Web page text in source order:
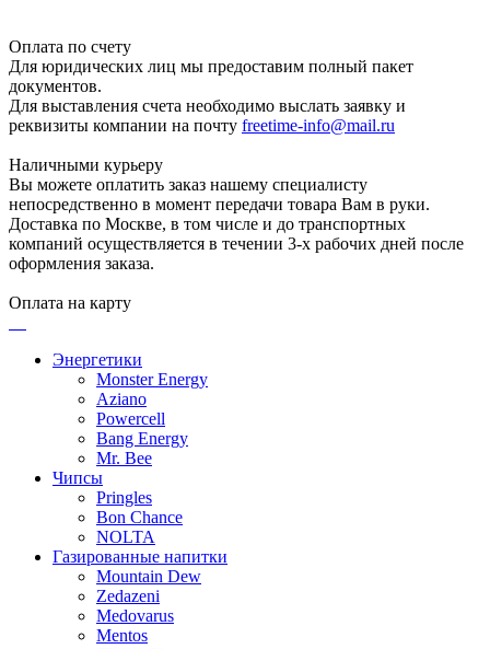
Оплата по счету
Для юридических лиц мы предоставим полный пакет
документов.
Для выставления счета необходимо выслать заявку и
реквизиты компании на почту freetime-info@mail.ru
Наличными курьеру
Вы можете оплатить заказ нашему специалисту
непосредственно в момент передачи товара Вам в руки.
Доставка по Москве, в том числе и до транспортных
компаний осуществляется в течении 3-х рабочих дней после
оформления заказа.
Оплата на карту
Энергетики
Monster Energy
Aziano
Powercell
Bang Energy
Mr. Bee
Чипсы
Pringles
Bon Chance
NOLTA
Газированные напитки
Mountain Dew
Zedazeni
Medovarus
Mentos